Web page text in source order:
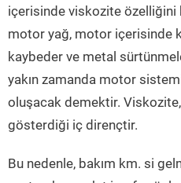
içerisinde viskozite özelliğini
motor yağ, motor içerisinde
kaybeder ve metal
yakın zamanda motor
oluşacak demektir. Viskozite,
gösterdiği iç dirençtir.
Bu nedenle, bakım km. si